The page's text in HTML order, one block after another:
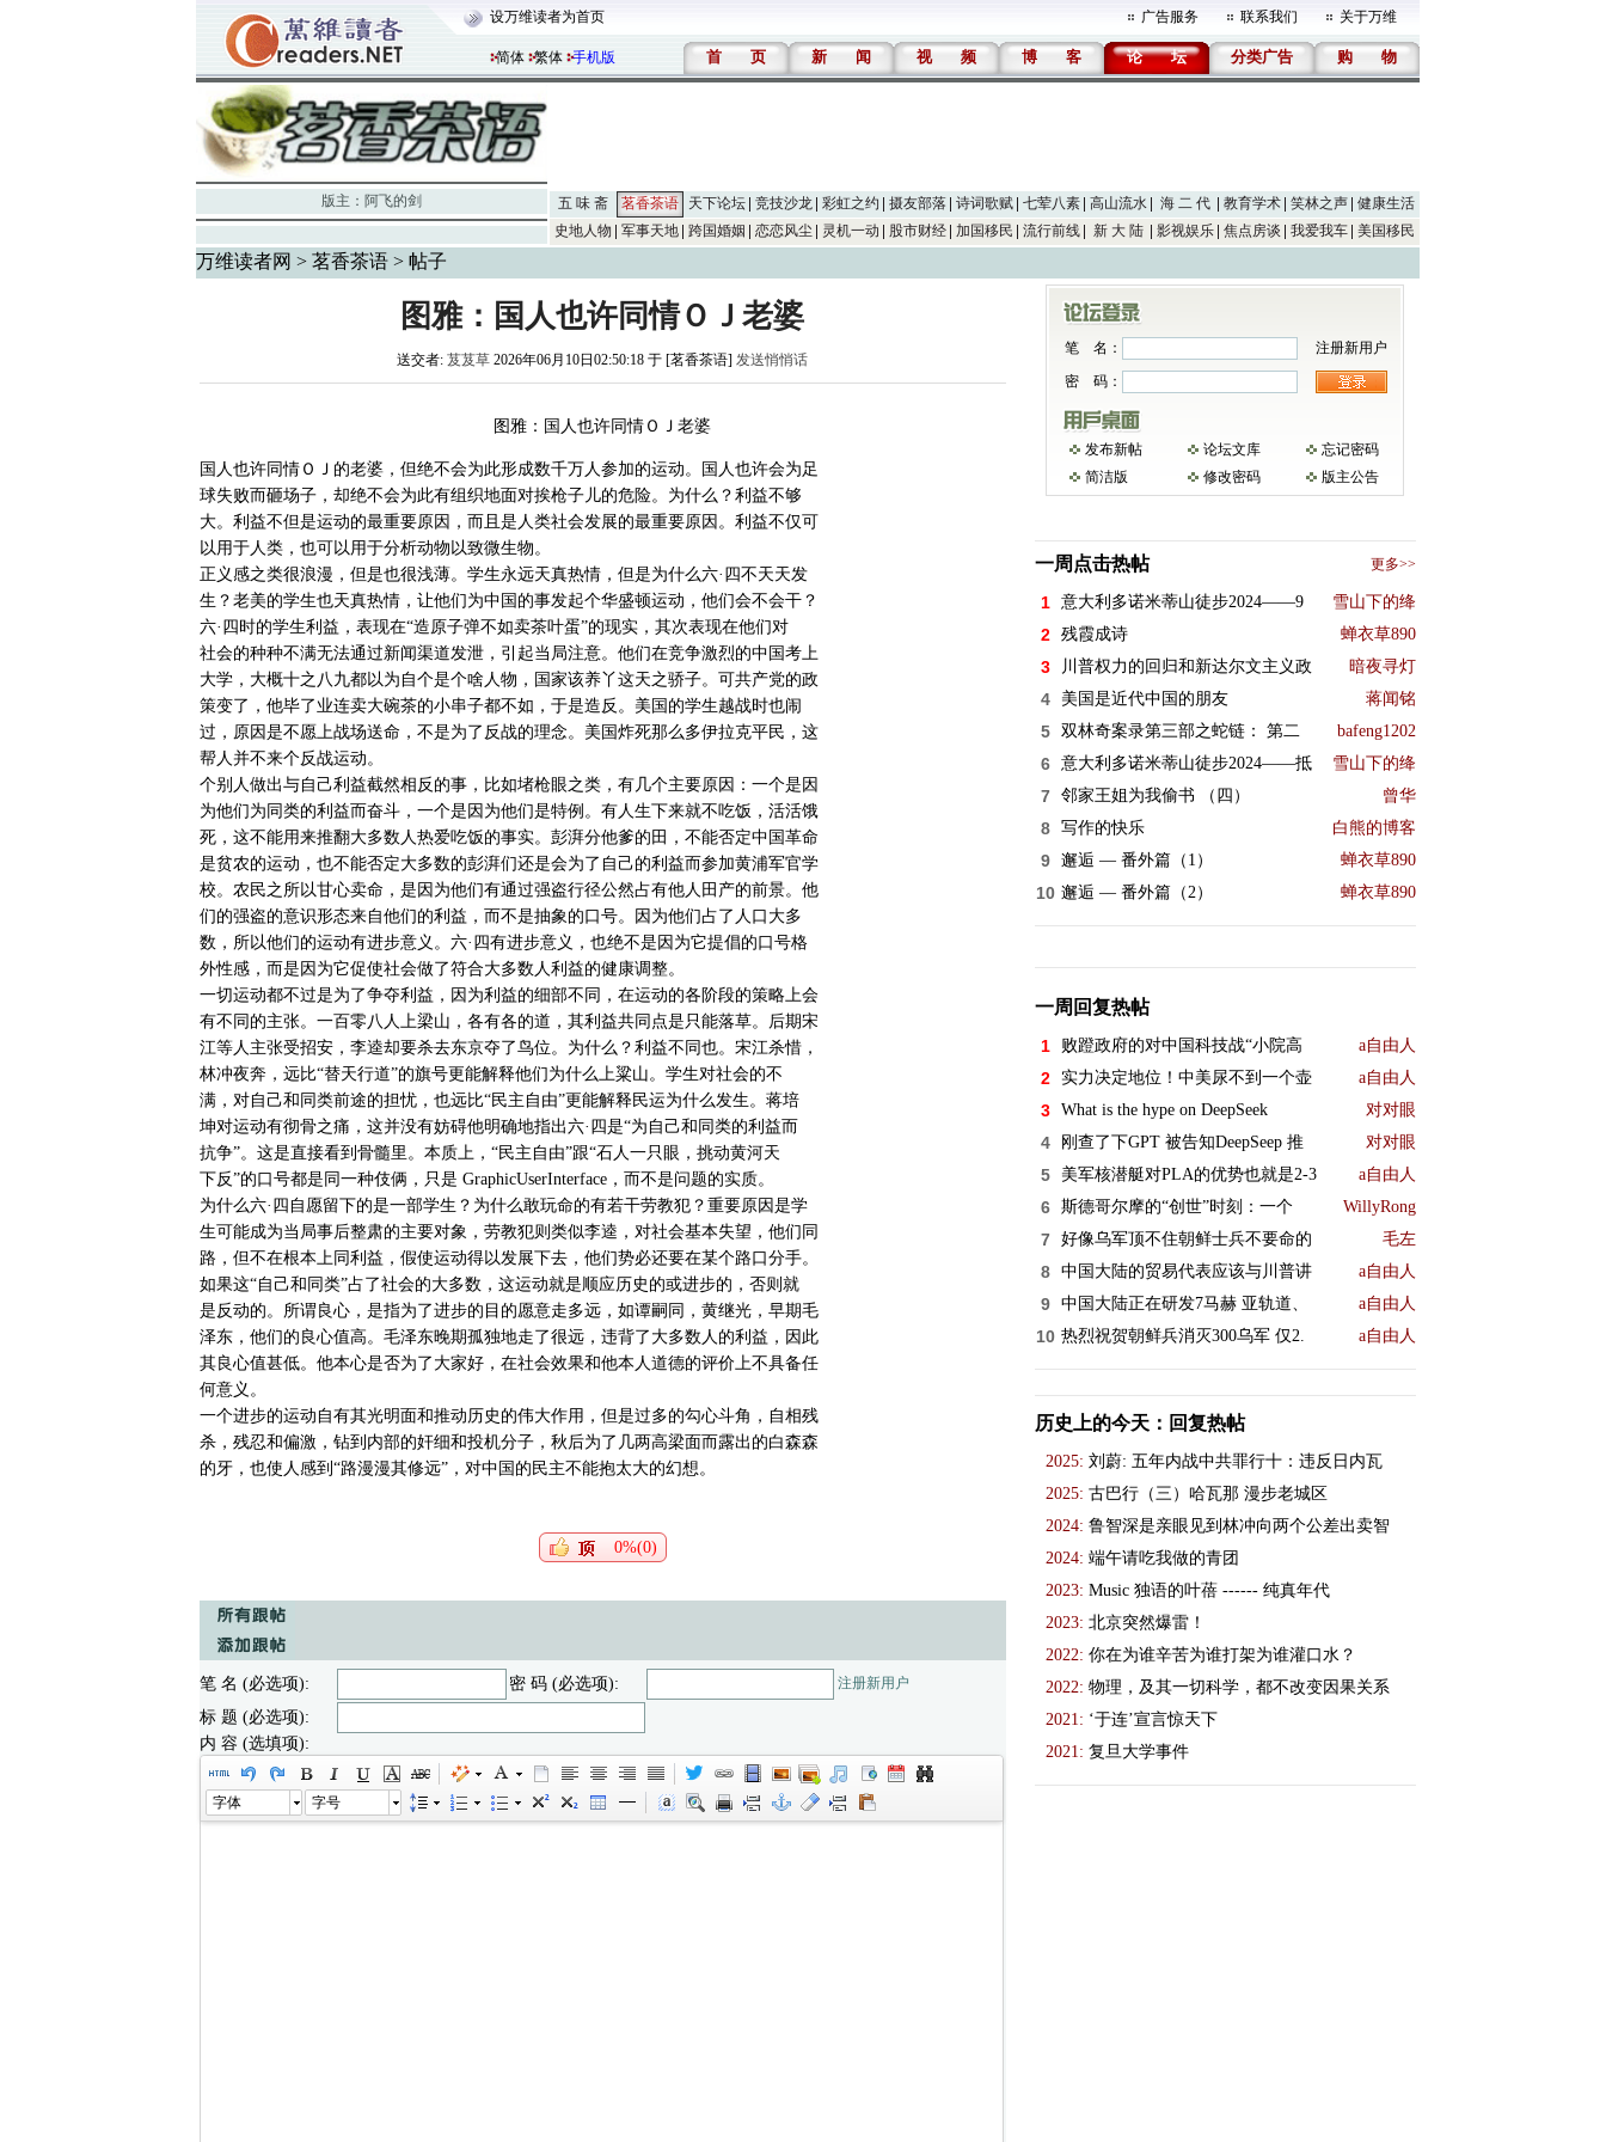
设万维读者为首页 广告服务 联系我们 关于万维
简体 繁体 手机版 首 页 新 闻 视 频 博 客 论 坛 分类广告 购 物
版主： 阿飞的剑 五 味 斋 茗香茶语 天下论坛 竞技沙龙 彩虹之约 摄友部落 诗词歌赋 七荤八素 高山流水 海 二 代 教育学术 笑林之声
健康生活
史地人物
军事天地 跨国婚姻 恋恋风尘 灵机一动 股市财经 加国移民 流行前线 新 大 陆 影视娱乐 焦点房谈 我爱我车 美国移民
万维读者网 > 茗香茶语> 帖子
图雅：国人也许同情ＯＪ老婆
送交者: 芨芨草 2026年06月10日02:50:18 于 [茗香茶语] 发送悄悄话
图雅：国人也许同情ＯＪ老婆
国人也许同情ＯＪ的老婆，但绝不会为此形成数千万人参加的运动。国人也许会为足
球失败而砸场子，却绝不会为此有组织地面对挨枪子儿的危险。为什么？利益不够
大。利益不但是运动的最重要原因，而且是人类社会发展的最重要原因。利益不仅可
以用于人类，也可以用于分析动物以致微生物。
正义感之类很浪漫，但是也很浅薄。学生永远天真热情，但是为什么六·四不天天发
生？老美的学生也天真热情，让他们为中国的事发起个华盛顿运动，他们会不会干？
六·四时的学生利益，表现在“造原子弹不如卖茶叶蛋”的现实，其次表现在他们对
社会的种种不满无法通过新闻渠道发泄，引起当局注意。他们在竞争激烈的中国考上
大学，大概十之八九都以为自个是个啥人物，国家该养丫这天之骄子。可共产党的政
策变了，他毕了业连卖大碗茶的小串子都不如，于是造反。美国的学生越战时也闹
过，原因是不愿上战场送命，不是为了反战的理念。美国炸死那么多伊拉克平民，这
帮人并不来个反战运动。
个别人做出与自己利益截然相反的事，比如堵枪眼之类，有几个主要原因：一个是因
为他们为同类的利益而奋斗，一个是因为他们是特例。有人生下来就不吃饭，活活饿
死，这不能用来推翻大多数人热爱吃饭的事实。彭湃分他爹的田，不能否定中国革命
是贫农的运动，也不能否定大多数的彭湃们还是会为了自己的利益而参加黄浦军官学
校。农民之所以甘心卖命，是因为他们有通过强盗行径公然占有他人田产的前景。他
们的强盗的意识形态来自他们的利益，而不是抽象的口号。因为他们占了人口大多
数，所以他们的运动有进步意义。六·四有进步意义，也绝不是因为它提倡的口号格
外性感，而是因为它促使社会做了符合大多数人利益的健康调整。
一切运动都不过是为了争夺利益，因为利益的细部不同，在运动的各阶段的策略上会
有不同的主张。一百零八人上梁山，各有各的道，其利益共同点是只能落草。后期宋
江等人主张受招安，李逵却要杀去东京夺了鸟位。为什么？利益不同也。宋江杀惜，
林冲夜奔，远比“替天行道”的旗号更能解释他们为什么上粱山。学生对社会的不
满，对自己和同类前途的担忧，也远比“民主自由”更能解释民运为什么发生。蒋培
坤对运动有彻骨之痛，这并没有妨碍他明确地指出六·四是“为自己和同类的利益而
抗争”。这是直接看到骨髓里。本质上，“民主自由”跟“石人一只眼，挑动黄河天
下反”的口号都是同一种伎俩，只是 GraphicUserInterface，而不是问题的实质。
为什么六·四自愿留下的是一部学生？为什么敢玩命的有若干劳教犯？重要原因是学
生可能成为当局事后整肃的主要对象，劳教犯则类似李逵，对社会基本失望，他们同
路，但不在根本上同利益，假使运动得以发展下去，他们势必还要在某个路口分手。
如果这“自己和同类”占了社会的大多数，这运动就是顺应历史的或进步的，否则就
是反动的。所谓良心，是指为了进步的目的愿意走多远，如谭嗣同，黄继光，早期毛
泽东，他们的良心值高。毛泽东晚期孤独地走了很远，违背了大多数人的利益，因此
其良心值甚低。他本心是否为了大家好，在社会效果和他本人道德的评价上不具备任
何意义。
一个进步的运动自有其光明面和推动历史的伟大作用，但是过多的勾心斗角，自相残
杀，残忍和偏激，钻到内部的奸细和投机分子，秋后为了几两高梁面而露出的白森森
的牙，也使人感到“路漫漫其修远”，对中国的民主不能抱太大的幻想。
0%(0)
笔 名 (必选项): 密 码 (必选项): 注册新用户
标 题 (必选项):
内 容 (选填项):
字体 字号
笔 名：
注册新用户
密 码：
发布新帖 论坛文库
忘记密码
简洁版
修改密码 版主公告
一周点击热帖 更多>>
1 意大利多诺米蒂山徒步2024——9 雪山下的绛
2 残霞成诗 蝉衣草890
3 川普权力的回归和新达尔文主义政 暗夜寻灯
4 美国是近代中国的朋友 蒋闻铭
5 双林奇案录第三部之蛇链： 第二 bafeng1202
6 意大利多诺米蒂山徒步2024——抵 雪山下的绛
7 邻家王姐为我偷书 （四） 曾华
8 写作的快乐 白熊的博客
9 邂逅 — 番外篇（1） 蝉衣草890
10 邂逅 — 番外篇（2） 蝉衣草890
一周回复热帖
1 败蹬政府的对中国科技战“小院高 a自由人
2 实力决定地位！中美尿不到一个壶 a自由人
3 What is the hype on DeepSeek 对对眼
4 刚查了下GPT 被告知DeepSeep 推 对对眼
5 美军核潜艇对PLA的优势也就是2-3 a自由人
6 斯德哥尔摩的“创世”时刻：一个 WillyRong
7 好像乌军顶不住朝鲜士兵不要命的 毛左
8 中国大陆的贸易代表应该与川普讲 a自由人
9 中国大陆正在研发7马赫 亚轨道、 a自由人
10 热烈祝贺朝鲜兵消灭300乌军 仅2. a自由人
历史上的今天：回复热帖
2025: 刘蔚: 五年内战中共罪行十：违反日内瓦
2025: 古巴行（三）哈瓦那 漫步老城区
2024: 鲁智深是亲眼见到林冲向两个公差出卖智
2024: 端午请吃我做的青团
2023: Music 独语的叶蓓 ------ 纯真年代
2023: 北京突然爆雷！
2022: 你在为谁辛苦为谁打架为谁灌口水？
2022: 物理，及其一切科学，都不改变因果关系
2021: ‘于连’宣言惊天下
2021: 复旦大学事件